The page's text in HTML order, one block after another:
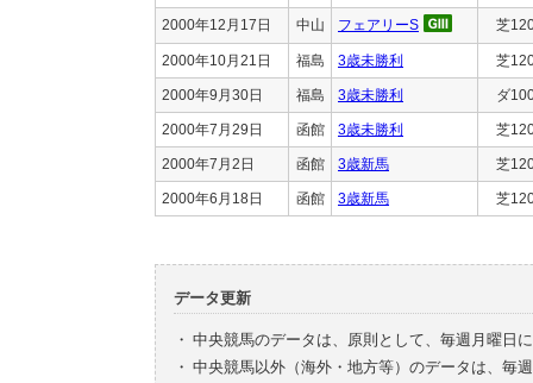
2000年12月17日 中山 フェアリーS 芝
2000年10月21日 福島 3歳未勝利 芝
2000年9月30日 福島 3歳未勝利 ダ
2000年7月29日 函館 3歳未勝利 芝
2000年7月2日 函館 3歳新馬 芝
2000年6月18日 函館 3歳新馬 芝
データ更新
・ 中央競馬のデータは、原則として、毎週月曜日
・ 中央競馬以外（海外・地方等）のデータは、毎